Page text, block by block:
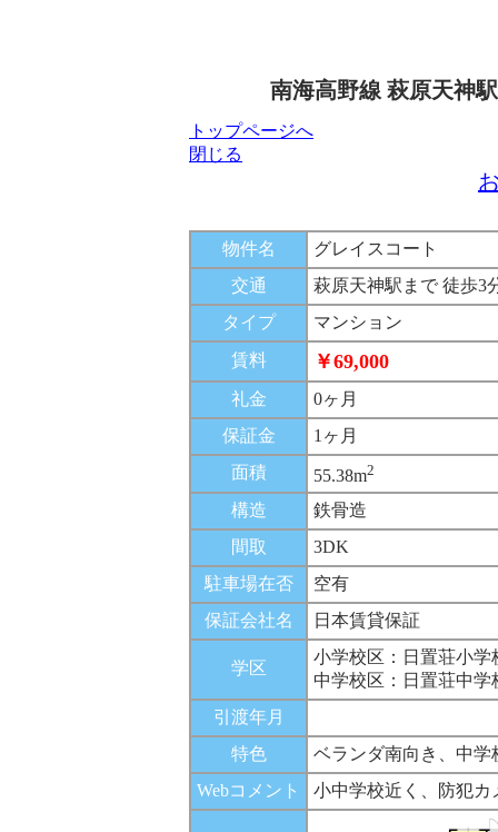
南海高野線 萩原天神
トップページへ
閉じる
物件名
グレイスコート
交通
萩原天神駅まで 徒歩3
タイプ
マンション
賃料
￥69,000
礼金
0ヶ月
保証金
1ヶ月
面積
55.38m2
構造
鉄骨造
間取
3DK
駐車場在否
空有
保証会社名
日本賃貸保証
学区
小学校区：日置荘小学
中学校区：日置荘中学
引渡年月
特色
ベランダ南向き、中学
Webコメント
小中学校近く、防犯